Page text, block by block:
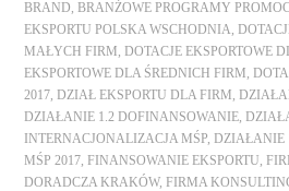
BRAND
BRANŻOWE PROGRAMY
EKSPORTU POLSKA WSCHODNIA
MAŁYCH FIRM
DOTACJE EKSPORTOWE
EKSPORTOWE DLA ŚREDNICH FIRM
2017
DZIAŁ EKSPORTU DLA FIRM
DZIAŁANIE 1.2 DOFINANSOWANIE
INTERNACJONALIZACJA MŚP
MŚP 2017
FINANSOWANIE EKSPORTU
DORADCZA KRAKÓW, FIRMA